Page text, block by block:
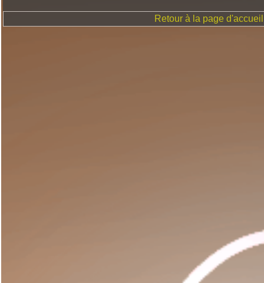
Retour à la page d'accueil